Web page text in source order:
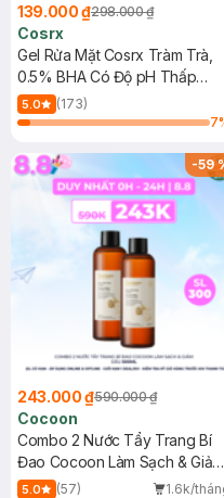
139.000 ₫298.000 ₫
Cosrx
Gel Rửa Mặt Cosrx Tràm Trà,
0.5% BHA Có Độ pH Thấp
150ml
5.0
(173)
7
-59
243.000 ₫590.000 ₫
Cocoon
Combo 2 Nước Tẩy Trang Bí
Đao Cocoon Làm Sạch & Giảm
Dầu 500ml
5.0 (57)
1.6k/